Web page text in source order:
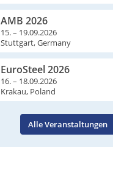
AMB 2026
15. – 19.09.2026
Stuttgart, Germany
EuroSteel 2026
16. – 18.09.2026
Krakau, Poland
Alle Veranstaltungen